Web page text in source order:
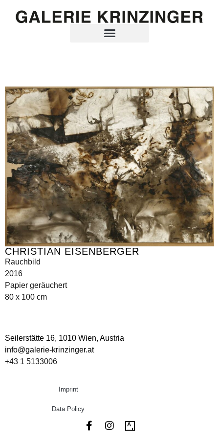
CHRISTIAN EISENBERGER
Rauchbild
2016
Papier geräuchert
80 x 100 cm
Seilerstätte 16, 1010 Wien, Austria
info@galerie-krinzinger.at
+43 1 5133006
Imprint
Data Policy